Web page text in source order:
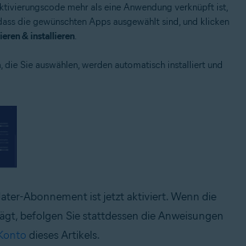
mehr als eine Anwendung verknüpft ist,
die gewünschten Apps ausgewählt sind, und klicken
& installieren
die Sie auswählen, werden automatisch installiert und
Abonnement ist jetzt aktiviert. Wenn die
befolgen Sie stattdessen die Anweisungen
dieses Artikels.